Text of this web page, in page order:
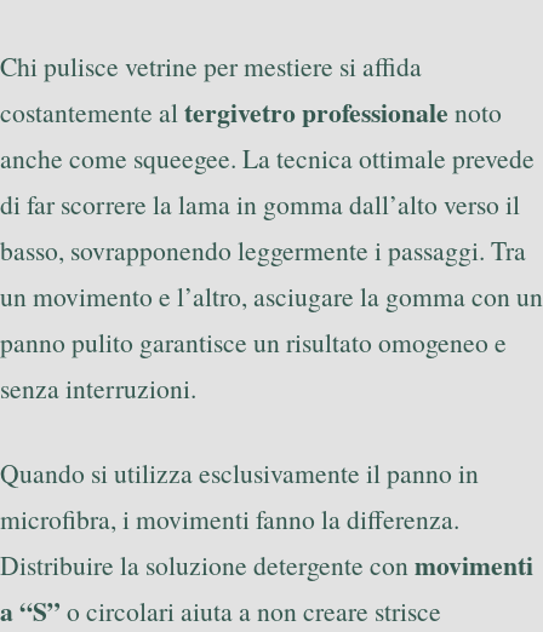
Chi pulisce vetrine per mestiere si affida
costantemente altergivetro professionale noto
anche come squeegee. La tecnica ottimale prevede
di far scorrere la lama in gomma dall’alto verso il
basso, sovrapponendo leggermente i passaggi. Tra
un movimento e l’altro, asciugare la gomma con un
panno pulito garantisce un risultato omogeneo e
senza interruzioni.
Quando si utilizza esclusivamente il panno in
microfibra, i movimenti fanno la differenza.
Distribuire la soluzione detergente conmovimenti
a “S” o circolari aiuta a non creare strisce